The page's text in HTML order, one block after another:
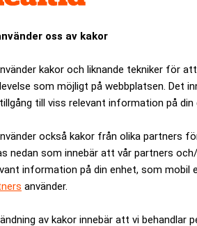
oss av kakor
kakor och liknande tekniker för
som möjligt på webbplatsen. Det
till viss relevant information på din
också kakor från olika partners
nedan som innebär att vår partners
information på din enhet, som mobil
använder.
av kakor innebär att vi behandlar
där tillgången styrs av geopolitisk
i Hormuzsundet – Realtid
är fortsatt låg
flotta nu tyst koordinerar
och omfattar inte bara tankers.
ANNONS